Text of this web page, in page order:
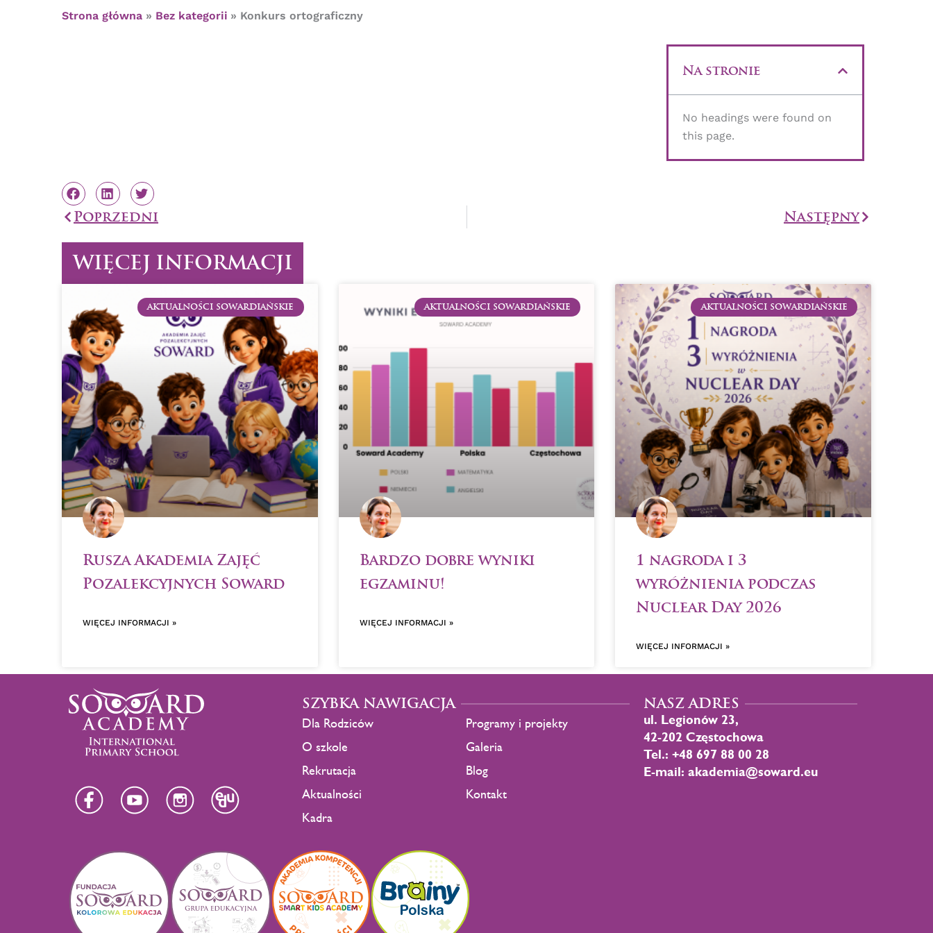
Strona główna Bez kategorii Konkurs ortograficzny
Na stronie
No headings were found on
this page.
PrevPoprzedni NastępnyNastępny
WIĘCEJ INFORMACJI
AKTUALNOŚCI SOWARDIAŃSKIE
Rusza Akademia Zajęć
Pozalekcyjnych Soward
WIĘCEJ INFORMACJI »
AKTUALNOŚCI SOWARDIAŃSKIE
Bardzo dobre wyniki
egzaminu!
WIĘCEJ INFORMACJI »
AKTUALNOŚCI SOWARDIAŃSKIE
1 nagroda i 3
wyróżnienia podczas
Nuclear Day 2026
WIĘCEJ INFORMACJI »
SZYBKA NAWIGACJA
Dla Rodziców
O szkole
Rekrutacja
Aktualności
Kadra
Programy i projekty
Galeria
Blog
Kontakt
NASZ ADRES
ul. Legionów 23,
42-202 Częstochowa
Tel.: +48 697 88 00 28
E-mail: akademia@soward.eu